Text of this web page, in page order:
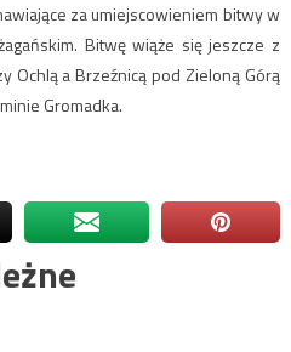
za umiejscowieniem bitwy w
Bitwę wiąże się jeszcze z
Ochlą a Brzeźnicą pod Zieloną Górą
Gromadka.